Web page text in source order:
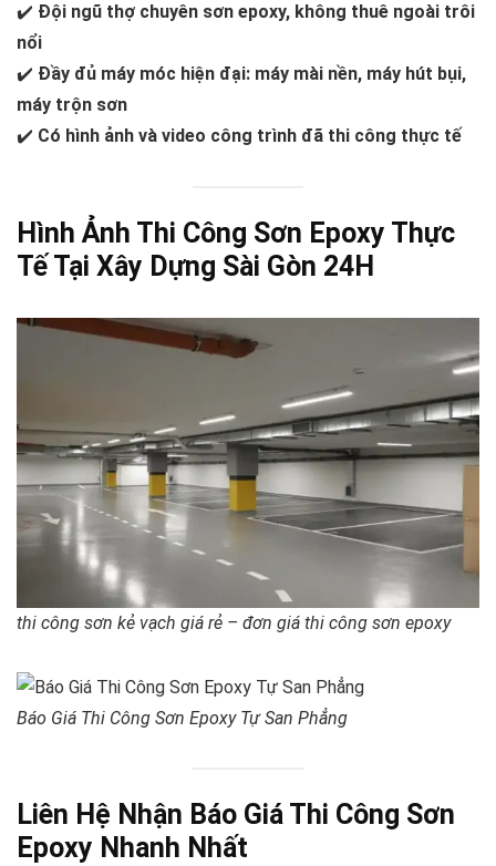
✔️ Đội ngũ thợ chuyên sơn epoxy, không thuê ngoài trôi
nổi
✔️ Đầy đủ máy móc hiện đại: máy mài nền, máy hút bụi,
máy trộn sơn
✔️ Có hình ảnh và video công trình đã thi công thực tế
Hình Ảnh Thi Công Sơn Epoxy Thực
Tế Tại Xây Dựng Sài Gòn 24H
thi công sơn kẻ vạch giá rẻ – đơn giá thi công sơn epoxy
Báo Giá Thi Công Sơn Epoxy Tự San Phẳng
Liên Hệ Nhận Báo Giá Thi Công Sơn
Epoxy Nhanh Nhất